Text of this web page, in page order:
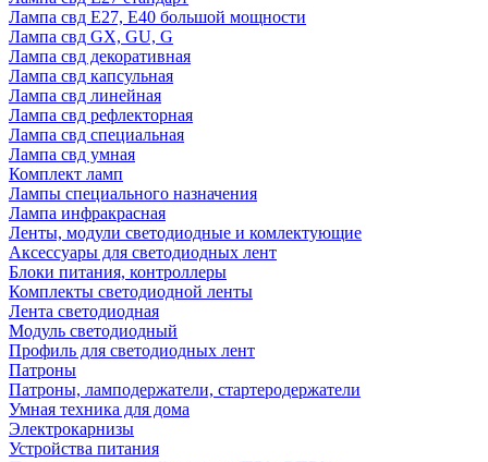
Лампа свд E27, Е40 большой мощности
Лампа свд GX, GU, G
Лампа свд декоративная
Лампа свд капсульная
Лампа свд линейная
Лампа свд рефлекторная
Лампа свд специальная
Лампа свд умная
Комплект ламп
Лампы специального назначения
Лампа инфракрасная
Ленты, модули светодиодные и комлектующие
Аксессуары для светодиодных лент
Блоки питания, контроллеры
Комплекты светодиодной ленты
Лента светодиодная
Модуль светодиодный
Профиль для светодиодных лент
Патроны
Патроны, ламподержатели, стартеродержатели
Умная техника для дома
Электрокарнизы
Устройства питания